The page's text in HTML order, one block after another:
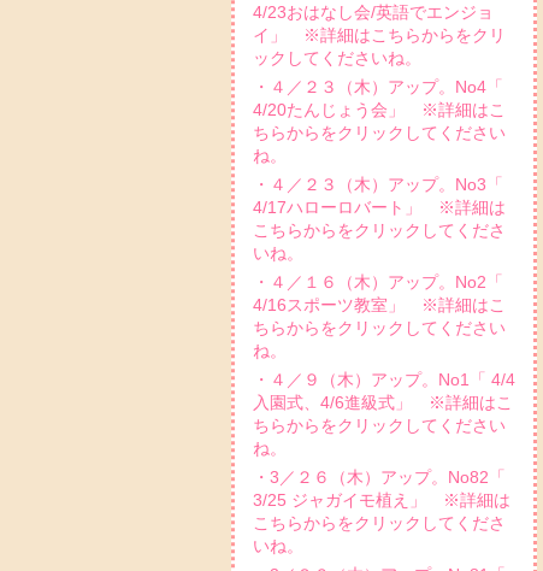
4/23おはなし会/英語でエンジョ
イ」 ※詳細はこちらからをクリ
ックしてくださいね。
・４／２３（木）アップ。No4「
4/20たんじょう会」 ※詳細はこ
ちらからをクリックしてください
ね。
・４／２３（木）アップ。No3「
4/17ハローロバート」 ※詳細は
こちらからをクリックしてくださ
いね。
・４／１６（木）アップ。No2「
4/16スポーツ教室」 ※詳細はこ
ちらからをクリックしてください
ね。
・４／９（木）アップ。No1「 4/4
入園式、4/6進級式」 ※詳細はこ
ちらからをクリックしてください
ね。
・3／２６（木）アップ。No82「
3/25 ジャガイモ植え」 ※詳細は
こちらからをクリックしてくださ
いね。